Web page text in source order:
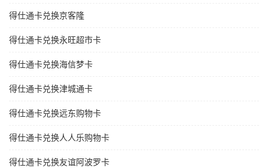
得仕通卡兑换京客隆
得仕通卡兑换永旺超市卡
得仕通卡兑换海信梦卡
得仕通卡兑换津城通卡
得仕通卡兑换远东购物卡
得仕通卡兑换人人乐购物卡
得仕通卡兑换友谊阿波罗卡